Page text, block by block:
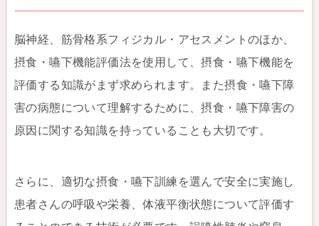
脳神経、筋骨格系フィジカル・アセスメントのほか、
摂食・嚥下機能評価法を使用して、摂食・嚥下機能を
評価する知識がまず求められます。また摂食・嚥下障
害の病態について理解するために、摂食・嚥下障害の
原因に関する知識を持っていることも大切です。
さらに、適切な摂食・嚥下訓練を選んで安全に実施し
患者さんの呼吸や栄養、体液平衡状態について評価す